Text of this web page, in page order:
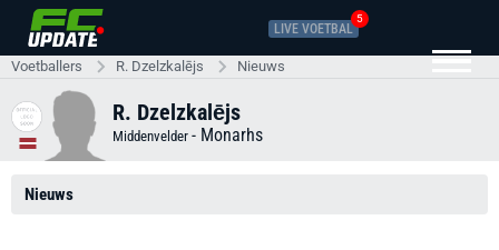
LIVE VOETBAL
5
Voetballers R. Dzelzkalējs Nieuws
R. Dzelzkalējs
Middenvelder - Monarhs
Nieuws